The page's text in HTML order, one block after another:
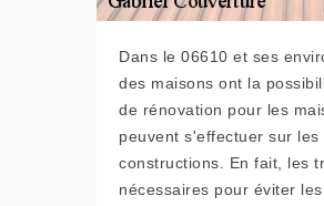
Dans le 06610 et ses
des maisons ont la
de rénovation pour les
peuvent s'effectuer sur les
constructions. En fait, les
nécessaires pour éviter